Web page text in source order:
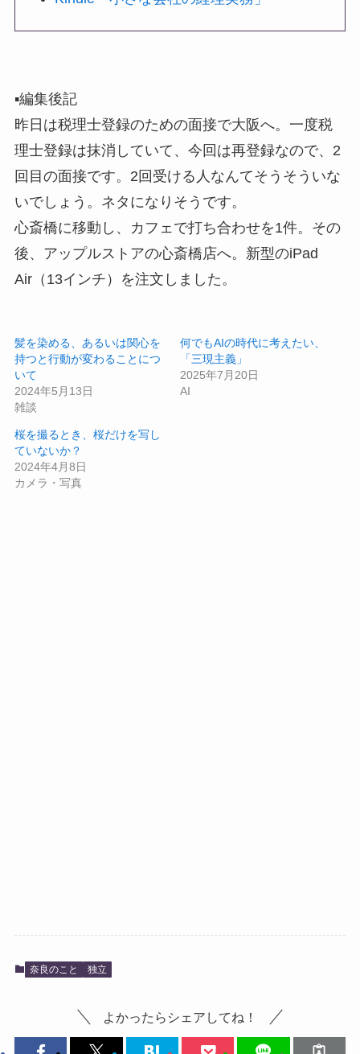
▪️編集後記
昨日は税理士登録のための面接で大阪へ。一度税
理士登録は抹消していて、今回は再登録なので、2
回目の面接です。2回受ける人なんてそうそういな
いでしょう。ネタになりそうです。
心斎橋に移動し、カフェで打ち合わせを1件。その
後、アップルストアの心斎橋店へ。新型のiPad
Air（13インチ）を注文しました。
髪を染める、あるいは関心を
持つと行動が変わることにつ
いて
2024年5月13日
雑談
何でもAIの時代に考えたい、
「三現主義」
2025年7月20日
AI
桜を撮るとき、桜だけを写し
ていないか？
2024年4月8日
カメラ・写真
奈良のこと 独立
よかったらシェアしてね！